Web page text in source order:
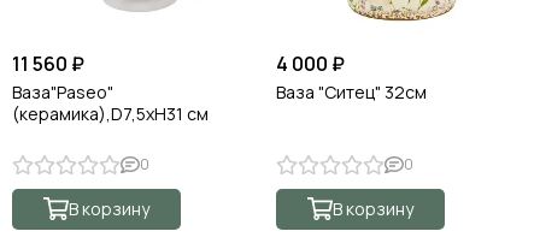
11 560 ₽
Ваза"Paseo"
(керамика),D7,5хН31 см
0
В корзину
4 000 ₽
Ваза "Ситец" 32см
0
В корзину